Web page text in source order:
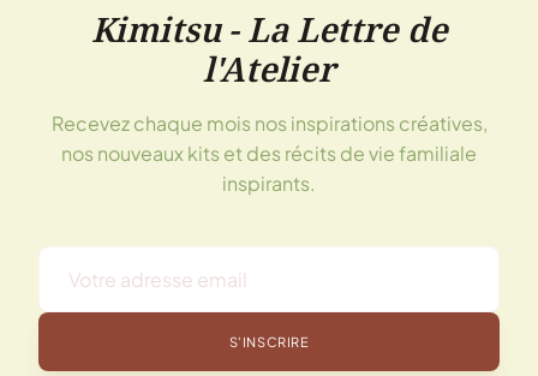
Kimitsu - La Lettre de
l'Atelier
Recevez chaque mois nos inspirations créatives,
nos nouveaux kits et des récits de vie familiale
inspirants.
S'INSCRIRE